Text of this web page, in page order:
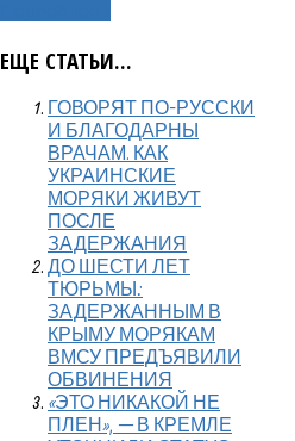
ЕЩЕ СТАТЬИ...
ГОВОРЯТ ПО-РУССКИ
И БЛАГОДАРНЫ
ВРАЧАМ. КАК
УКРАИНСКИЕ
МОРЯКИ ЖИВУТ
ПОСЛЕ
ЗАДЕРЖАНИЯ
ДО ШЕСТИ ЛЕТ
ТЮРЬМЫ:
ЗАДЕРЖАННЫМ В
КРЫМУ МОРЯКАМ
ВМСУ ПРЕДЪЯВИЛИ
ОБВИНЕНИЯ
«ЭТО НИКАКОЙ НЕ
ПЛЕН», — В КРЕМЛЕ